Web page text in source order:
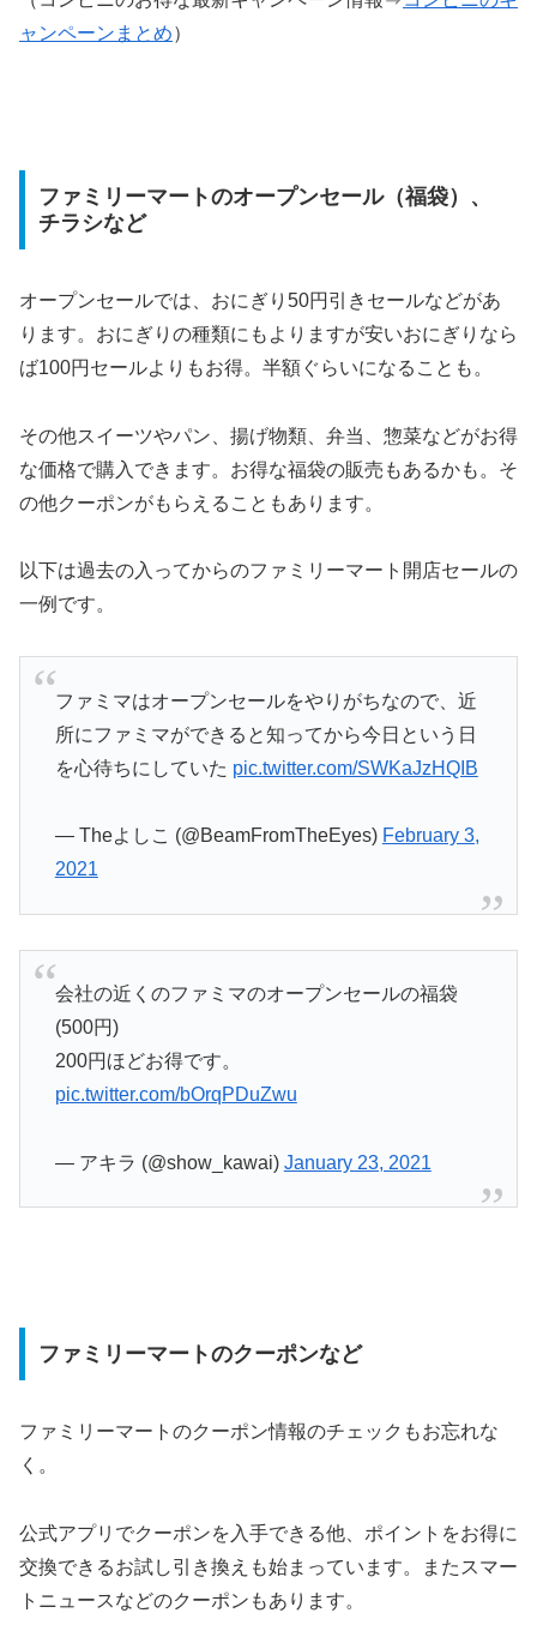
ャンペーンまとめ）
ファミリーマートのオープンセール（福袋）、
チラシなど
オープンセールでは、おにぎり50円引きセールなどがあ
ります。おにぎりの種類にもよりますが安いおにぎりなら
ば100円セールよりもお得。半額ぐらいになることも。
その他スイーツやパン、揚げ物類、弁当、惣菜などがお得
な価格で購入できます。お得な福袋の販売もあるかも。そ
の他クーポンがもらえることもあります。
以下は過去の入ってからのファミリーマート開店セールの
一例です。
ファミマはオープンセールをやりがちなので、近
所にファミマができると知ってから今日という日
を心待ちにしていた pic.twitter.com/SWKaJzHQIB
— Theよしこ (@BeamFromTheEyes) February 3,
2021
会社の近くのファミマのオープンセールの福袋
(500円)
200円ほどお得です。
pic.twitter.com/bOrqPDuZwu
— アキラ (@show_kawai) January 23, 2021
ファミリーマートのクーポンなど
ファミリーマートのクーポン情報のチェックもお忘れな
く。
公式アプリでクーポンを入手できる他、ポイントをお得に
交換できるお試し引き換えも始まっています。またスマー
トニュースなどのクーポンもあります。